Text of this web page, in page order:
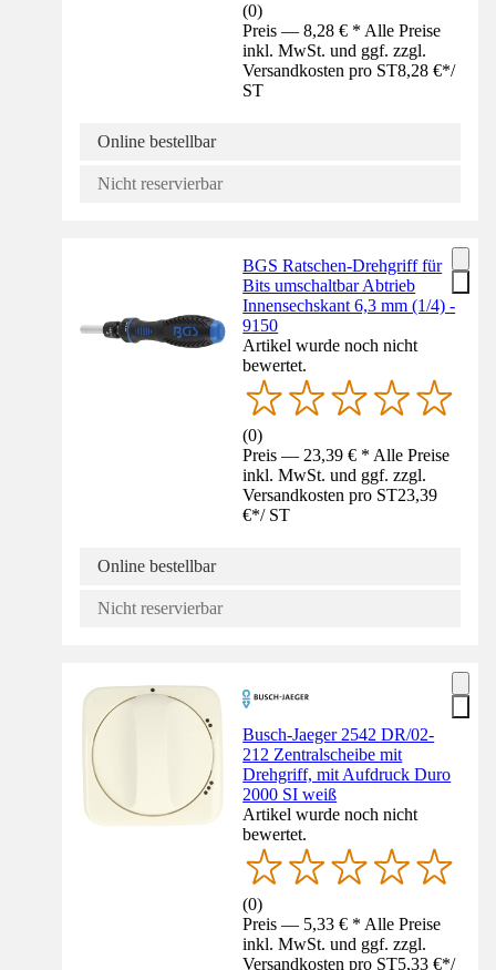
(0)
Preis — 8,28 € * Alle Preise
inkl. MwSt. und ggf. zzgl.
Versandkosten pro ST8,28 €*/
ST
Online bestellbar
Nicht reservierbar
BGS Ratschen-Drehgriff für
Bits umschaltbar Abtrieb
Innensechskant 6,3 mm (1/4) -
9150
Artikel wurde noch nicht
bewertet.
(0)
Preis — 23,39 € * Alle Preise
inkl. MwSt. und ggf. zzgl.
Versandkosten pro ST23,39
€*/ ST
Online bestellbar
Nicht reservierbar
Busch-Jaeger 2542 DR/02-
212 Zentralscheibe mit
Drehgriff, mit Aufdruck Duro
2000 SI weiß
Artikel wurde noch nicht
bewertet.
(0)
Preis — 5,33 € * Alle Preise
inkl. MwSt. und ggf. zzgl.
Versandkosten pro ST5,33 €*/